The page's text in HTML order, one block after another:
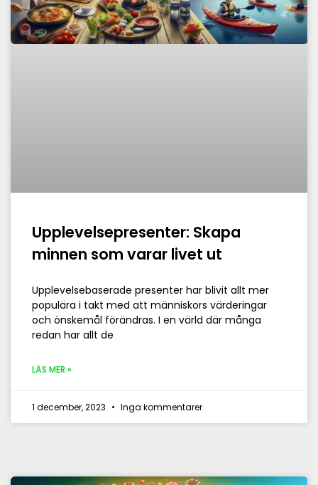
Upplevelsepresenter: Skapa
minnen som varar livet ut
Upplevelsebaserade presenter har blivit allt mer
populära i takt med att människors värderingar
och önskemål förändras. I en värld där många
redan har allt de
LÄS MER »
1 december, 2023 Inga kommentarer